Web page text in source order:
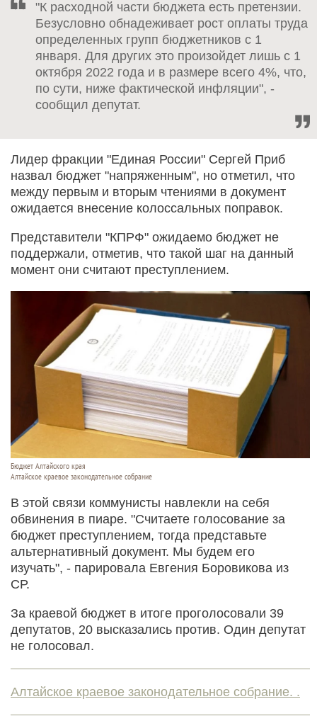
"К расходной части бюджета есть претензии.
Безусловно обнадеживает рост оплаты труда
определенных групп бюджетников с 1
января. Для других это произойдет лишь с 1
октября 2022 года и в размере всего 4%, что,
по сути, ниже фактической инфляции", -
сообщил депутат.
Лидер фракции "Единая России" Сергей Приб
назвал бюджет "напряженным", но отметил, что
между первым и вторым чтениями в документ
ожидается внесение колоссальных поправок.
Представители "КПРФ" ожидаемо бюджет не
поддержали, отметив, что такой шаг на данный
момент они считают преступлением.
Бюджет Алтайского края
Алтайское краевое законодательное собрание
В этой связи коммунисты навлекли на себя
обвинения в пиаре. "Считаете голосование за
бюджет преступлением, тогда представьте
альтернативный документ. Мы будем его
изучать", - парировала Евгения Боровикова из
СР.
За краевой бюджет в итоге проголосовали 39
депутатов, 20 высказались против. Один депутат
не голосовал.
Алтайское краевое законодательное собрание. .